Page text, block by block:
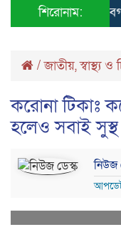
শিরোনাম:
/জাতীয়,স্বাস্থ্য ও
করোনা টিকাঃ
হলেও সবাই
নিউজ